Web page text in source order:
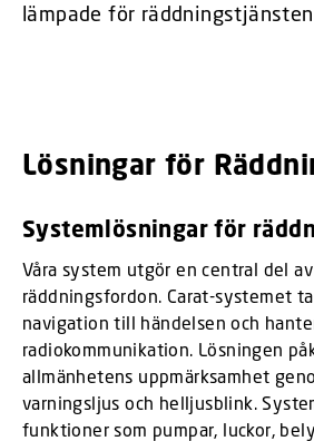
lämpade för
Lösningar för
Systemlösningar för
Våra system utgör en central del
räddningsfordon. Carat-systemet
navigation till händelsen och
radiokommunikation. Lösningen
allmänhetens uppmärksamhet
varningsljus och helljusblink.
funktioner som pumpar, luckor,